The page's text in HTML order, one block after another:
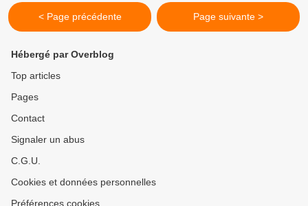
< Page précédente Page suivante >
Hébergé par Overblog
Top articles
Pages
Contact
Signaler un abus
C.G.U.
Cookies et données personnelles
Préférences cookies